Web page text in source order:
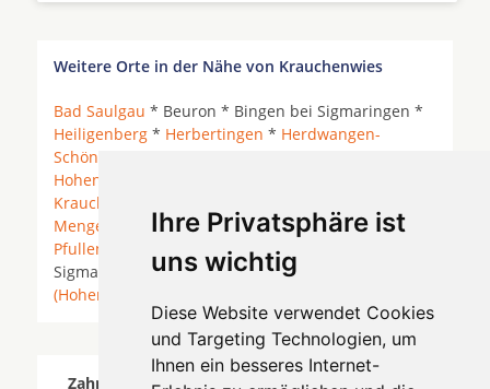
Ihre Privatsphäre ist
uns wichtig
Diese Website verwendet Cookies
und Targeting Technologien, um
Ihnen ein besseres Internet-
Weitere Orte in der Nähe von Krauchenwies
Bad Saulgau * Beuron * Bingen bei Sigmaringen *
Heiligenberg * Herbertingen * Herdwangen-
Schönach
Hohentengen bei Bad Saulgau
Krauchenwies
Mengen
Meßkirch * Neufra *Ostrach *
Pfullendorf
* Sauldorf * Scheer
Sigmaringendorf *Stetten am kalten Markt
(Hohenzollern)
Zahnärzte für Zahnimplantete in Krauchenwies